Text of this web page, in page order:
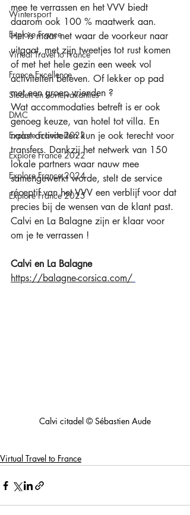
Wintersport
Explore France
Virtual Travel to France
France Excellence
Steden en korte vakanties
DMC
Explore France 2023
Explore France 2022
Explore France 2024
Explore France 2025
mee te verrassen en het VVV biedt
daarom ook 100 % maatwerk aan.
Het is maar net waar de voorkeur naar
uitgaat, met zijn tweetjes tot rust komen
of met het hele gezin een week vol
activiteiten beleven. Of lekker op pad
met een groep vrienden ?
Wat accommodaties betreft is er ook
genoeg keuze, van hotel tot villa. En
naast activiteiten kun je ook terecht voor
transfers. Dankzij het netwerk van 150
lokale partners waar nauw mee
samengewerkt worde, stelt de service
réceptif van het VVV een verblijf voor dat
precies bij de wensen van de klant past.
Calvi en La Balagne zijn er klaar voor
om je te verrassen !
Calvi en La Balagne
https://balagne-corsica.com/
Calvi citadel © Sébastien Aude
Virtual Travel to France